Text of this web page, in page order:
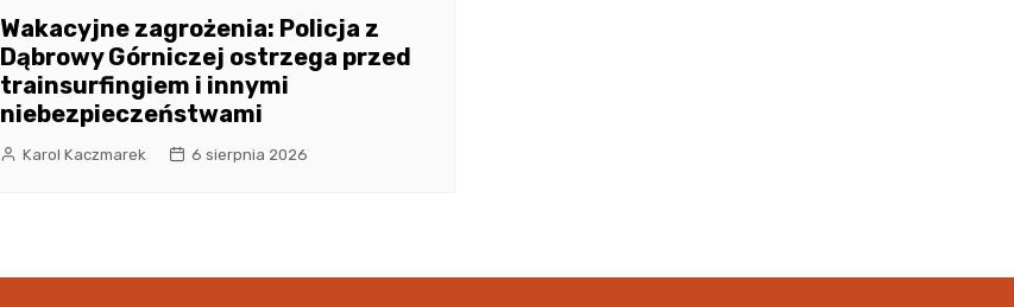
Wakacyjne zagrożenia: Policja z
Dąbrowy Górniczej ostrzega przed
trainsurfingiem i innymi
niebezpieczeństwami
Karol Kaczmarek 6 sierpnia 2026